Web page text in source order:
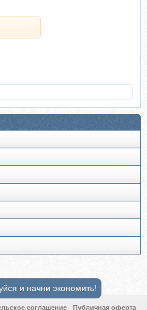
соглашение Публичная оферта
и начни экономить!